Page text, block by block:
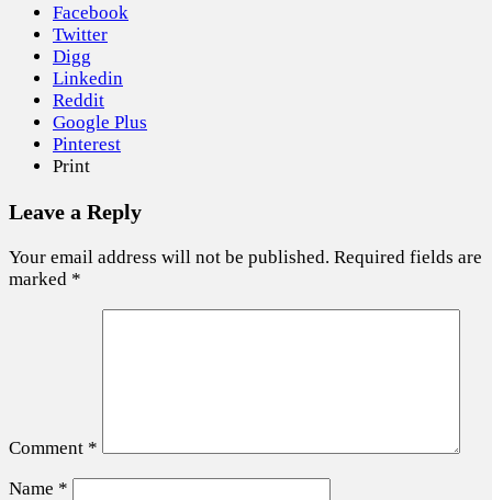
Facebook
Twitter
Digg
Linkedin
Reddit
Google Plus
Pinterest
Print
Leave a Reply
Your email address will not be published. Required fields are
marked *
Comment *
Name *